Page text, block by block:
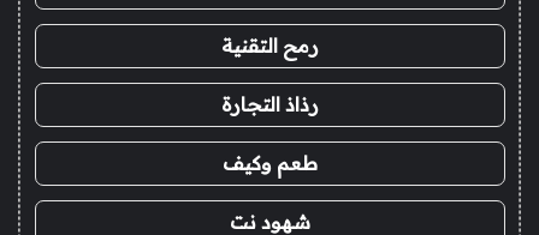
رمح التقنية
رذاذ التجارة
طعم وكيف
شهود نت